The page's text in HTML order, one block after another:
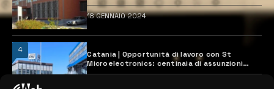
18 GENNAIO 2024
4
Catania | Opportunità di lavoro con St
Microelectronics: centinaia di assunzioni
previste